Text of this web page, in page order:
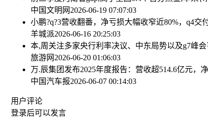
中国文明网 2026-06-19 07:07:03
小鹏?q?3营收翻番，净亏损大幅收窄近80%，q4交
羊城派2026-06-16 20:25:03
本,周关注多家央行利率决议、中东局势以及g7峰会
旅游网 2026-06-20 01:06:03
万.辰集团发布2025年度报告：营收超514.6亿元，
中国汽车报2026-06-07 00:14:03
用户评论
登录后可以发言